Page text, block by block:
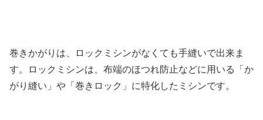
巻きかがりは、ロックミシンがなくても手縫いで出来ま
す。ロックミシンは、布端のほつれ防止などに用いる「か
がり縫い」や「巻きロック」に特化したミシンです。